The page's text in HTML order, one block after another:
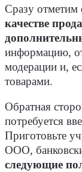
Сразу отметим
качестве
информацию,
модерации и,
товарами.
Обратная
потребуется
Приготовьте
ООО,
следующие